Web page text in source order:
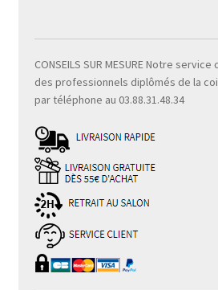
CONSEILS SUR MESURE Notre
des professionnels diplômés de la
par téléphone au 03.88.31.48.34